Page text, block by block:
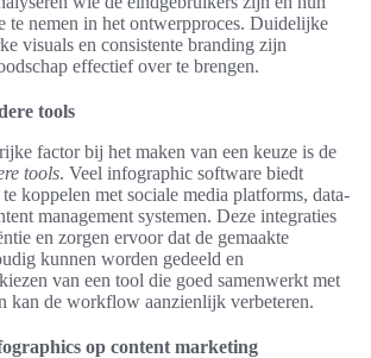
te nemen in het ontwerpproces. Duidelijke
visuals en consistente branding zijn
effectief over te brengen.
tools
factor bij het maken van een keuze is de
tools. Veel infographic software biedt
koppelen met sociale media platforms, data-
management systemen. Deze integraties
en zorgen ervoor dat de gemaakte
kunnen worden gedeeld en
van een tool die goed samenwerkt met
kan de workflow aanzienlijk verbeteren.
op content marketing